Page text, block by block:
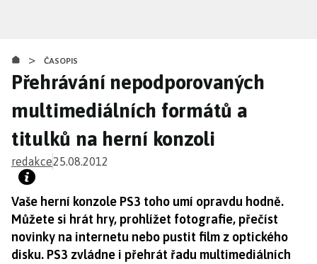
obsahu
> ČASOPIS
Přehrávání nepodporovaných
multimediálních formátů a
titulků na herní konzoli
redakce25.08.2012
Vaše herní konzole PS3 toho umí opravdu hodně.
Můžete si hrát hry, prohlížet fotografie, přečíst
novinky na internetu nebo pustit film z optického
disku. PS3 zvládne i přehrát řadu multimediálních